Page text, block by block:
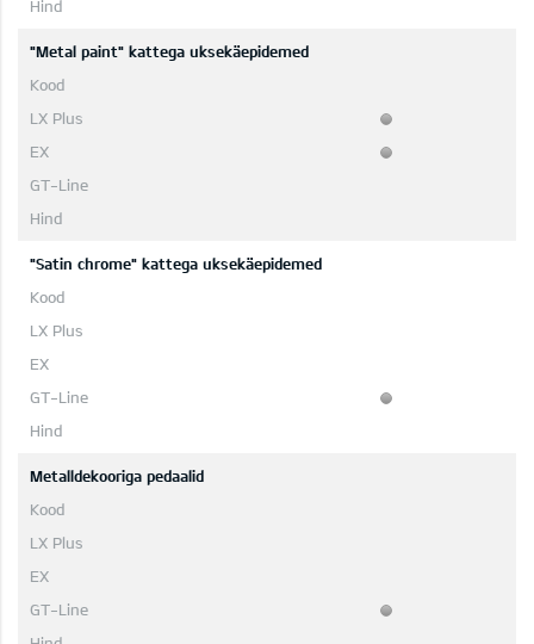
"Metal paint" kattega uksekäepidemed
"Satin chrome" kattega uksekäepidemed
Metalldekooriga pedaalid